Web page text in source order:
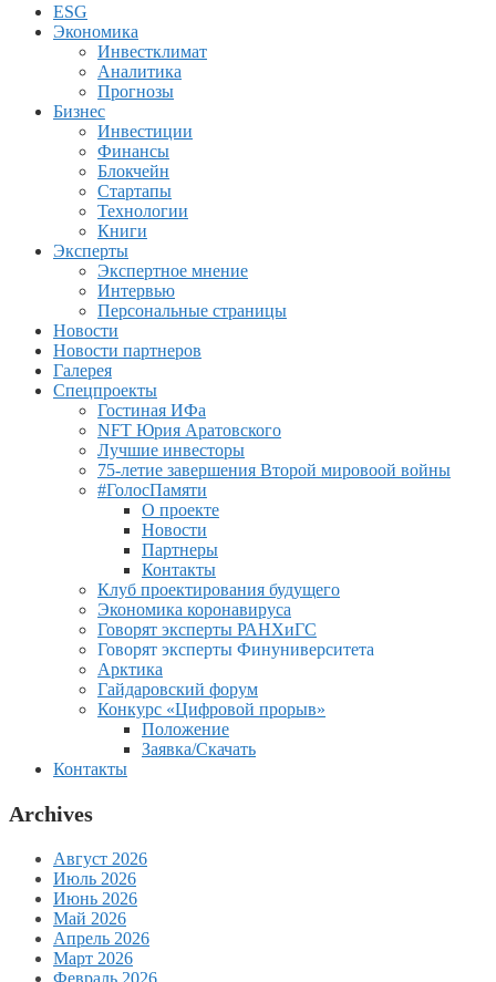
ESG
Экономика
Инвестклимат
Аналитика
Прогнозы
Бизнес
Инвестиции
Финансы
Блокчейн
Стартапы
Технологии
Книги
Эксперты
Экспертное мнение
Интервью
Персональные страницы
Новости
Новости партнеров
Галерея
Спецпроекты
Гостиная ИФа
NFT Юрия Аратовского
Лучшие инвесторы
75-летие завершения Второй мировоой войны
#ГолосПамяти
О проекте
Новости
Партнеры
Контакты
Клуб проектирования будущего
Экономика коронавируса
Говорят эксперты РАНХиГС
Говорят эксперты Финуниверситета
Арктика
Гайдаровский форум
Конкурс «Цифровой прорыв»
Положение
Заявка/Скачать
Контакты
Archives
Август 2026
Июль 2026
Июнь 2026
Май 2026
Апрель 2026
Март 2026
Февраль 2026